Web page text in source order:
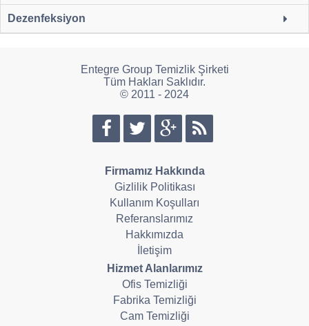
Dezenfeksiyon
Entegre Group Temizlik Şirketi
Tüm Hakları Saklıdır.
© 2011 - 2024
Firmamız Hakkında
Gizlilik Politikası
Kullanım Koşulları
Referanslarımız
Hakkımızda
İletişim
Hizmet Alanlarımız
Ofis Temizliği
Fabrika Temizliği
Cam Temizliği